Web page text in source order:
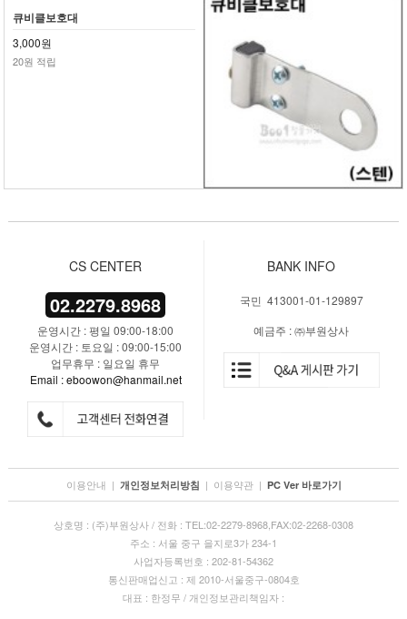
큐비클보호대
3,000원
20원 적립
CS CENTER
02.2279.8968
운영시간 : 평일 09:00-18:00
운영시간 : 토요일 : 09:00-15:00
업무휴무 : 일요일 휴무
Email : eboowon@hanmail.net
BANK INFO
국민 413001-01-129897
예금주 : ㈜부원상사
이용안내 | 개인정보처리방침 | 이용약관 | PC Ver 바로가기
상호명 : (주)부원상사 / 전화 : TEL:02-2279-8968,FAX:02-2268-0308
주소 : 서울 중구 을지로3가 234-1
사업자등록번호 : 202-81-54362
통신판매업신고 : 제 2010-서울중구-0804호
대표 : 한정무 / 개인정보관리책임자 :